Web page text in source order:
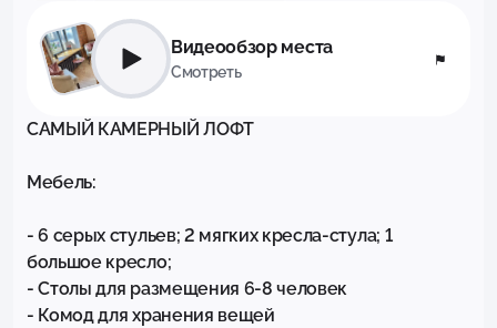
Видеообзор места
Смотреть
САМЫЙ КАМЕРНЫЙ ЛОФТ
Мебель:
- 6 серых стульев; 2 мягких кресла-стула; 1
большое кресло;
- Столы для размещения 6-8 человек
- Комод для хранения вещей